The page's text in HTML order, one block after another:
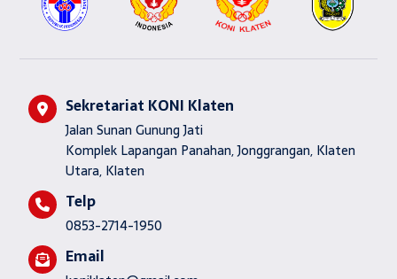
Sekretariat KONI Klaten
Jalan Sunan Gunung Jati
Komplek Lapangan Panahan, Jonggrangan, Klaten
Utara, Klaten
Telp
0853-2714-1950
Email